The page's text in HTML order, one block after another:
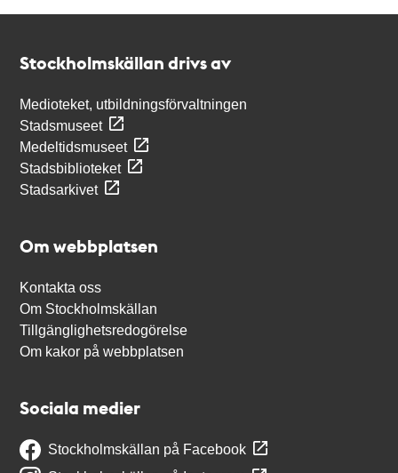
Stockholmskällan drivs av
Medioteket, utbildningsförvaltningen
Stadsmuseet
Medeltidsmuseet
Stadsbiblioteket
Stadsarkivet
Om webbplatsen
Kontakta oss
Om Stockholmskällan
Tillgänglighetsredogörelse
Om kakor på webbplatsen
Sociala medier
Stockholmskällan på Facebook